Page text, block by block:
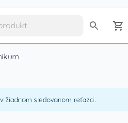
žiadnom sledovanom reťazci.